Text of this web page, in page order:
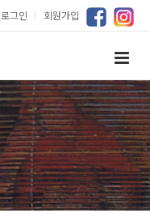
로그인 ｜ 회원가입